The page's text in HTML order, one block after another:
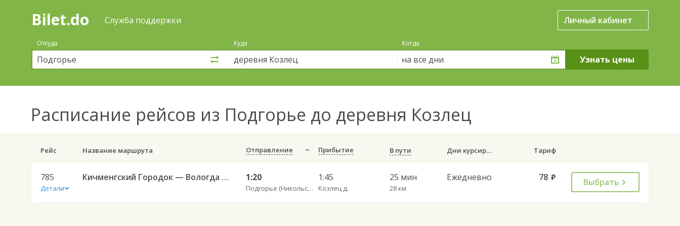
Поиск
покупка
билетов
автобус
онлайн
Bilet.do Служба поддержки Личный кабинет
Откуда Куда Когда
на все дни
Расписание рейсов из Подгорье до деревня Козлец
Рейс Название маршрута Отправление Прибытие В пути Дни курсирования Тариф
785
Детали
Кичменгский Городок — Вологда АВ 785 1:20
Подгорье (Никольский) пов.
1:45
Козлец д.
25 мин
28 км
Ежедневно 78 руб. Выбрать